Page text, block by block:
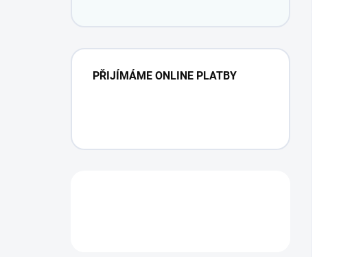
PŘIJÍMÁME ONLINE PLATBY